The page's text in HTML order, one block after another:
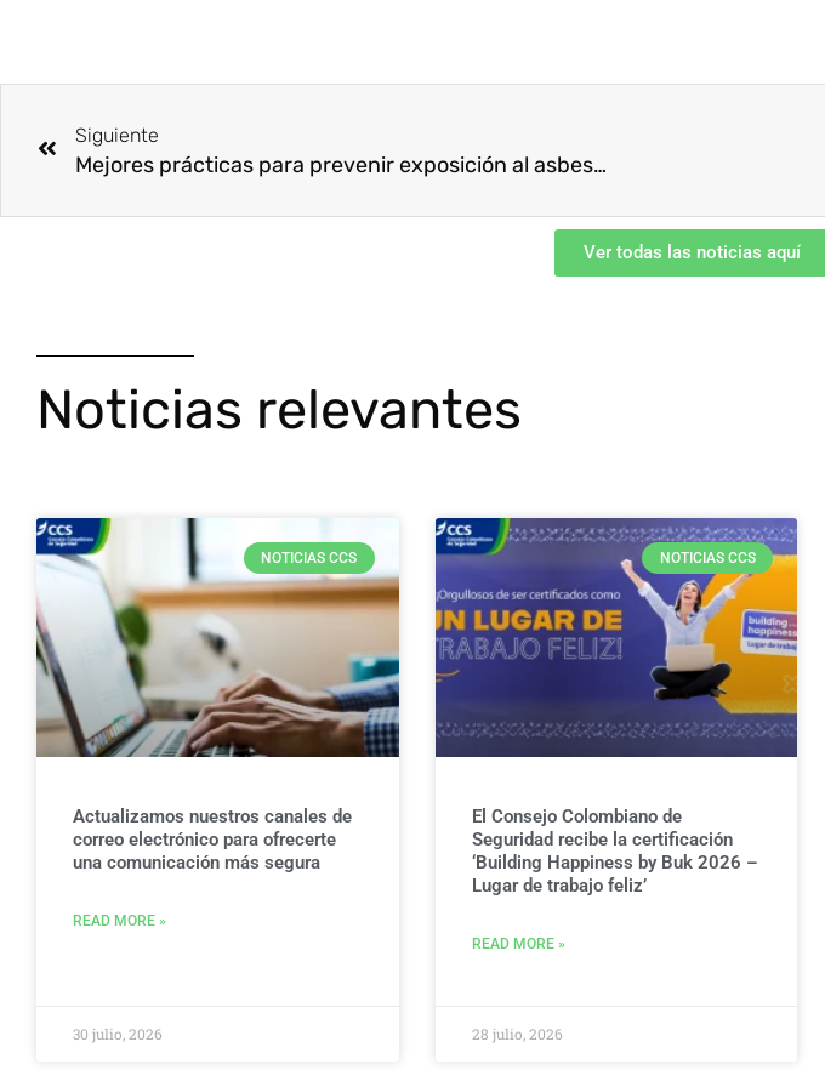
Siguiente
Mejores prácticas para prevenir exposición al asbesto
Ver todas las noticias aquí
Noticias relevantes
NOTICIAS CCS
Actualizamos nuestros canales de
correo electrónico para ofrecerte
una comunicación más segura
READ MORE »
30 julio, 2026
NOTICIAS CCS
El Consejo Colombiano de
Seguridad recibe la certificación
‘Building Happiness by Buk 2026 –
Lugar de trabajo feliz’
READ MORE »
28 julio, 2026